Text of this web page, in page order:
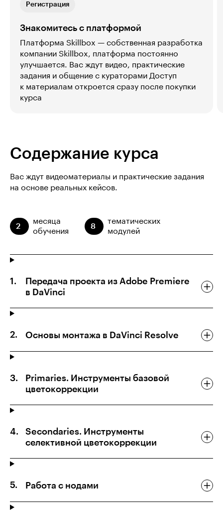
Регистрация
Знакомитесь с платформой
Платформа Skillbox — собственная разработка
компании Skillbox, платформа постоянно
улучшается. Вас ждут видео, практические
задания и общение с кураторами Доступ
к материалам откроется сразу после покупки
курса
Содержание курса
Вас ждут видеоматериалы и практические задания
на основе реальных кейсов.
2
месяца
обучения
8
тематических
модулей
Передача проекта из Adobe Premiere
в DaVinci
Основы монтажа в DaVinci Resolve
Primaries. Инструменты базовой
цветокоррекции
Secondaries. Инструменты
селективной цветокоррекции
Работа с нодами